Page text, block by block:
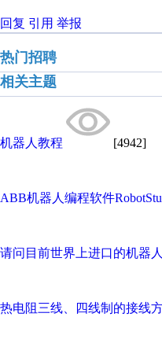
回复 引用 举报
热门招聘
相关主题
机器人教程 [4942]
ABB机器人编程软件
请问目前世界上进口的机器
热电阻三线、四线制的接线